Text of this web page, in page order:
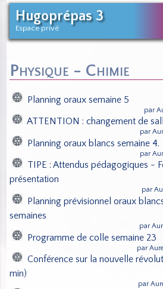
Hugoprépas 3
Espace privé
Physique - Chimie
Planning oraux semaine 5
par
ATTENTION : changement de
par
Planning oraux blancs semaine 4.
par
TIPE : Attendus pédagogiques -
présentation
par
Planning prévisionnel oraux
semaines
par
Programme de colle semaine 23
par
Conférence sur la nouvelle
min)
par